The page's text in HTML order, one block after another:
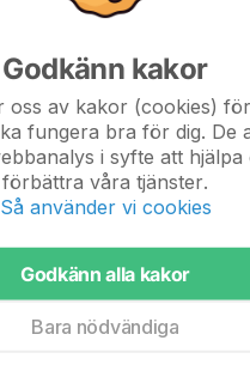
-
Godkänn kakor
oss av kakor (cookies)
fungera bra för dig. De
i syfte att hjälpa
förbättra våra tjänster.
Så använder vi cookies
Godkänn alla kakor
Bara nödvändiga